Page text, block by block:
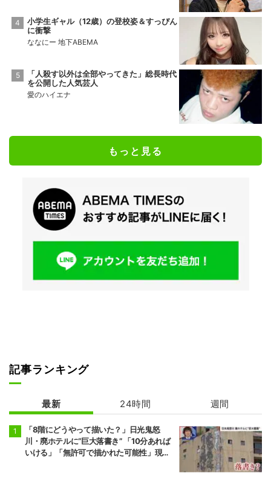
小学生ギャル（12歳）の登校姿＆すっぴん
に衝撃
ななにー 地下ABEMA
「人殺す以外は全部やってきた」総長時代
を公開した人気芸人
愛のハイエナ
もっと見る
記事ランキング
最新 24時間 週間
「8階にどうやって描いた？」日光鬼怒
川・廃ホテルに“巨大落書き” 「10分あれば
いける」「無許可で描かれた可能性」現役